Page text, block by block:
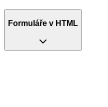
Formuláře v HTML